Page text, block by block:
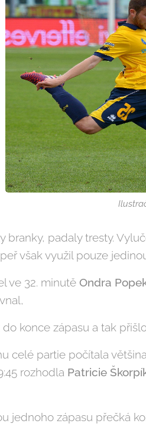
branky, padaly tresty.
však využil pouze
ve 32. minutě Ondra
do konce zápasu a tak
celé partie počítala
rozhodla Patricie
jednoho zápasu přečká